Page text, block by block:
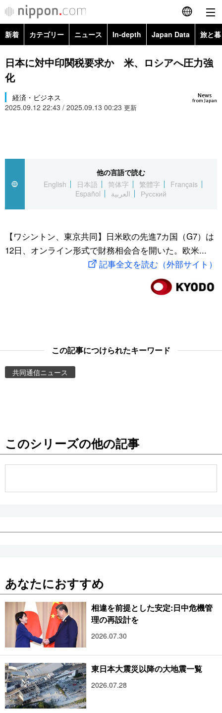
English
简体字
Русский
カテゴリー
国際
社会
文化
アーカイブ
Japan Data
旅と暮らし
動画/Live
Images
People
公式SNS
新着 カテゴリー ニュース In-depth Japan Data 旅と
政治・外交
経済・ビジネス
国際・海外
文化
科学・技術
暮らし
スポーツ・東京2020
Topics
日本に対中印関税要求か 米、ロシアへ圧力強
化
News
from Japan
経済・ビジネス
2025.09.12 22:43 / 2025.09.13 00:23 更新
他の言語で読む
English
日本語 简体字 繁體字
Français
Español
العربية Русский
【ワシントン、東京共同】日米欧の先進7カ国（G7）は
12日、オンライン形式で財務相会合を開いた。欧米...
記事全文を読む（外部サイト）
この記事につけられたキーワード
共同通信ニュース
このシリーズの他の記事
あなたにおすすめ
相違を前提とした安定:日中危機管
理の再設計を
2026.07.30
東日本大震災以降の大地震一覧
2026.07.28